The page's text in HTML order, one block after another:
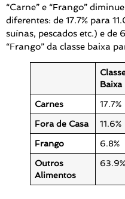
“Carne” e “Frango”
diferentes: de 17.7% para
suínas, pescados etc.) e de
“Frango” da classe baixa
Baixa
Carnes 17.7%
Fora de Casa 11.6%
Frango 6.8%
Outros
Alimentos
63.9%